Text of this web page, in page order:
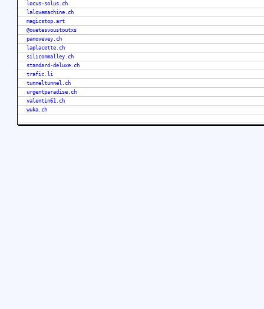
locus-solus.ch
lalovemachine.ch
magicstop.art
@ouetesvoustoutxs
panovevey.ch
laplacette.ch
siliconmalley.ch
standard-deluxe.ch
trafic.li
tunneltunnel.ch
urgentparadise.ch
valentin61.ch
wuka.ch